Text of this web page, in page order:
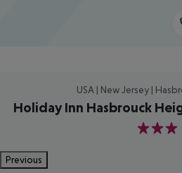
USA | New Jersey |
Holiday Inn Hasbrouck
3
Previous